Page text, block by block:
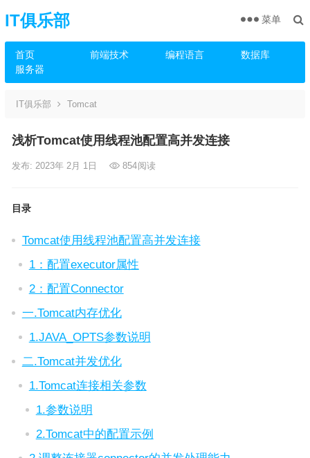
IT俱乐部
首页 前端技术 编程语言
数据库
服务器
菜单
IT俱乐部 Tomcat
浅析Tomcat使用线程池配置高并发连接
发布: 2023年 2月 1日 854阅读
目录
Tomcat使用线程池配置高并发连接
1：配置executor属性
2：配置Connector
一.Tomcat内存优化
1.JAVA_OPTS参数说明
二.Tomcat并发优化
1.Tomcat连接相关参数
1.参数说明
2.Tomcat中的配置示例